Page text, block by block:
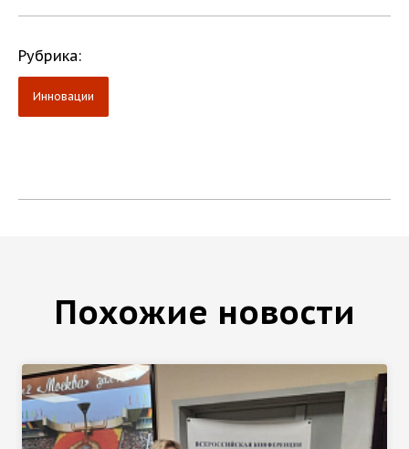
Рубрика:
Инновации
Похожие новости